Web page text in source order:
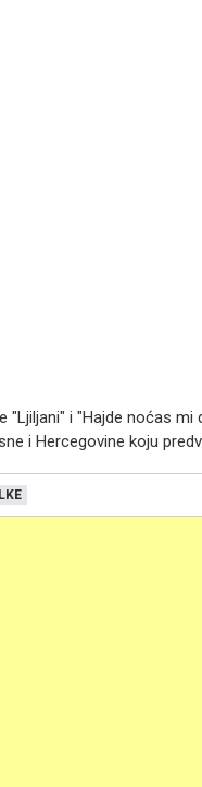
"Ljiljani" i "Hajde noćas
i Hercegovine koju